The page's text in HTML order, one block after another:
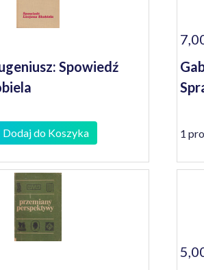
Spowiedź
Dodaj do Koszyka 1